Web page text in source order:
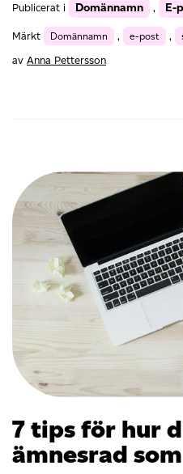
här
gör
du
Publicerat i Domännamn , E-
Märkt Domännamn , e-post ,
av Anna Pettersson
7 tips för hur
ämnesrad